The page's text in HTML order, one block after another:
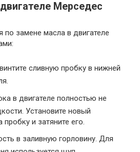
Мерседес
по замене масла в двигателе
сливную пробку в нижней
в двигателе полностью не
Установите новый
пробку и затяните его.
в заливную горловину. Для